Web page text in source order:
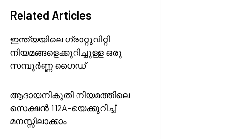
Related Articles
ഇന്ത്യയിലെ ഗ്രാറ്റുവിറ്റി
നിയമങ്ങളെക്കുറിച്ചുള്ള ഒരു
സമ്പൂർണ്ണ ഗൈഡ്
ആദായനികുതി നിയമത്തിലെ
സെക്ഷൻ 112A-യെക്കുറിച്ച്
മനസ്സിലാക്കാം